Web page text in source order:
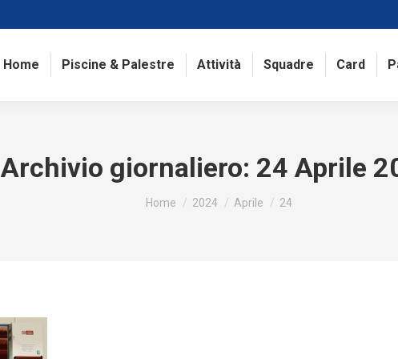
Home Piscine & Palestre Attività Squadre Card
Archivio giornaliero: 24 Aprile
Tu sei qui:
Home 2024 Aprile 24